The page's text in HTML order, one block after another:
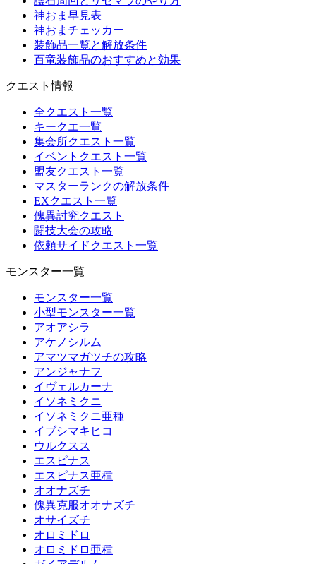
神おま早見表
神おまチェッカー
装飾品一覧と解放条件
百竜装飾品のおすすめと効果
クエスト情報
全クエスト一覧
キークエ一覧
集会所クエスト一覧
イベントクエスト一覧
盟友クエスト一覧
マスターランクの解放条件
EXクエスト一覧
傀異討究クエスト
闘技大会の攻略
依頼サイドクエスト一覧
モンスター一覧
モンスター一覧
小型モンスター一覧
アオアシラ
アケノシルム
アマツマガツチの攻略
アンジャナフ
イヴェルカーナ
イソネミクニ
イソネミクニ亜種
イブシマキヒコ
ウルクスス
エスピナス
エスピナス亜種
オオナズチ
傀異克服オオナズチ
オサイズチ
オロミドロ
オロミドロ亜種